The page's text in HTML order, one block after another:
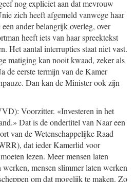
nog expliciet aan dat mevrouw
zich heeft afgemeld vanwege haar
ander belangrijk overleg, over
heeft iets van haar spreektekst
Het aantal interrupties staat niet vast.
matiging kan nooit kwaad, zeker als
de eerste termijn van de Kamer
Dan kan de Minister ook zijn
Voorzitter. «Investeren in het
Dat is de ondertitel van Naar een
van de Wetenschappelijke Raad
dat ieder Kamerlid voor
lezen. Meer mensen laten
mensen slimmer laten werken
om dat mogelijk te maken. Zo